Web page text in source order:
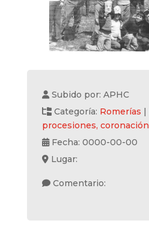
Subido por: APHC
Categoría: Romerías |
procesiones, coronación
Fecha: 0000-00-00
Lugar:
Comentario: